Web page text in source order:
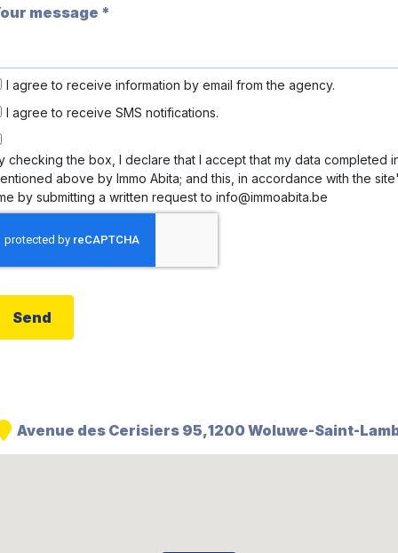
I agree to receive information by email from the agency.
I agree to receive SMS notifications.
checking the box, I declare that I accept that my data completed
above by Immo Abita; and this, in accordance with the
by submitting a written request to info@immoabita.be
Avenue des Cerisiers 95 1200 Woluwe-Saint-